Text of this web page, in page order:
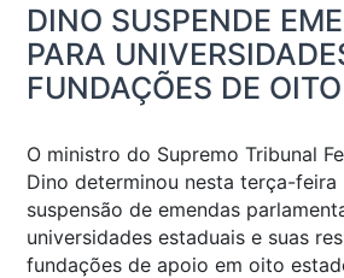
DINO SUSPENDE
PARA
FUNDAÇÕES DE
O ministro do Supremo Tribunal
Dino determinou nesta terça-feira
suspensão de emendas
universidades estaduais e suas
fundações de apoio em oito